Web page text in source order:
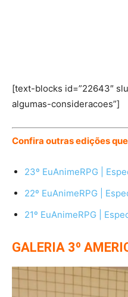
[text-blocks id=”22643″
algumas-consideracoes”]
Confira outras edições
23º EuAnimeRPG |
22º EuAnimeRPG |
21º EuAnimeRPG |
GALERIA 3º